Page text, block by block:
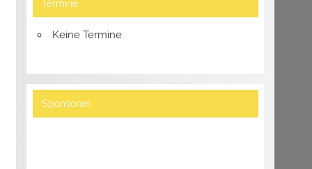
Termine
Keine Termine
Sponsoren